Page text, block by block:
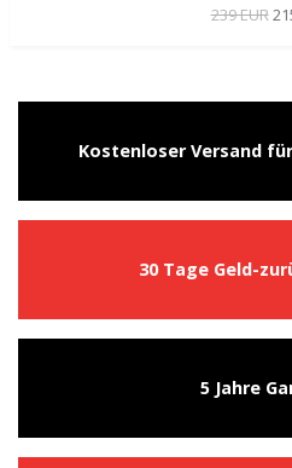
239 EUR
Kostenloser Versand
30 Tage Geld-
5 Jahre